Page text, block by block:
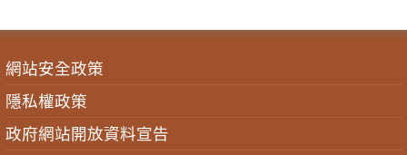
網站安全政策
隱私權政策
政府網站開放資料宣告